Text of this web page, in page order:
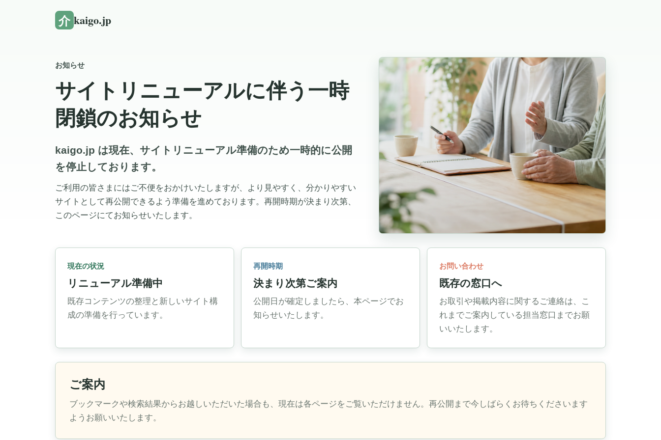
介 kaigo.jp
お知らせ
サイトリニューアルに伴う一時
閉鎖のお知らせ
kaigo.jp は現在、サイトリニューアル準備のため一時的に公開
を停止しております。
ご利用の皆さまにはご不便をおかけいたしますが、より見やすく、分かりやすい
サイトとして再公開できるよう準備を進めております。再開時期が決まり次第、
このページにてお知らせいたします。
現在の状況
リニューアル準備中
既存コンテンツの整理と新しいサイト構
成の準備を行っています。
再開時期
決まり次第ご案内
公開日が確定しましたら、本ページでお
知らせいたします。
お問い合わせ
既存の窓口へ
お取引や掲載内容に関するご連絡は、こ
れまでご案内している担当窓口までお願
いいたします。
ご案内
ブックマークや検索結果からお越しいただいた場合も、現在は各ページをご覧いただけません。再公開まで今しばらくお待ちくださいます
ようお願いいたします。